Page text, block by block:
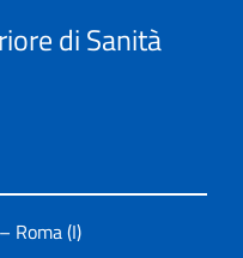
di Sanità
Roma (I)